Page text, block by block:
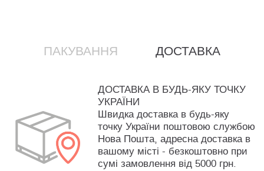
ПАКУВАННЯ ДОСТАВКА
ДОСТАВКА В БУДЬ-ЯКУ ТОЧКУ
УКРАЇНИ
Швидка доставка в будь-яку
точку України поштовою службою
Нова Пошта, адресна доставка в
вашому місті - безкоштовно при
сумі замовлення від 5000 грн.